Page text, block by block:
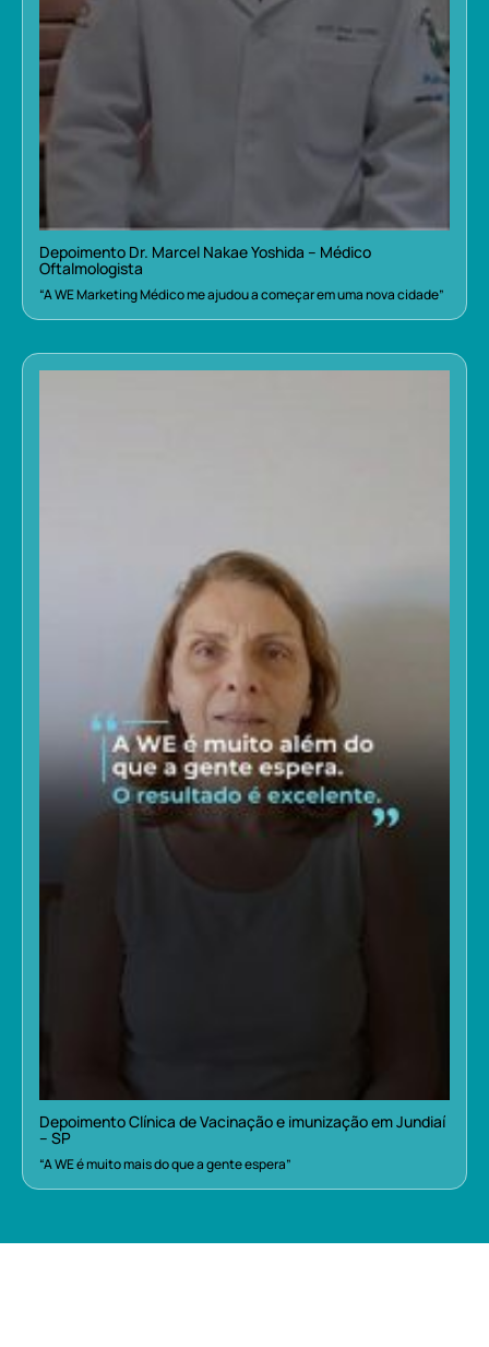
Depoimento Dr. Marcel Nakae Yoshida – Médico
Oftalmologista
“A WE Marketing Médico me ajudou a começar em uma nova cidade”
Depoimento Clínica de Vacinação e imunização em Jundiaí
– SP
“A WE é muito mais do que a gente espera”